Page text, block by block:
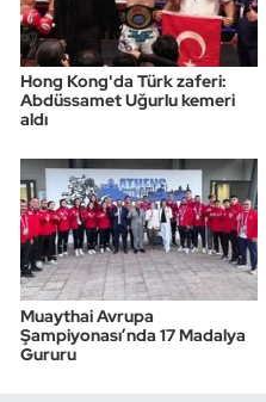
Hong Kong'da Türk zaferi:
Abdüssamet Uğurlu kemeri
aldı
Muaythai Avrupa
Şampiyonası’nda 17 Madalya
Gururu